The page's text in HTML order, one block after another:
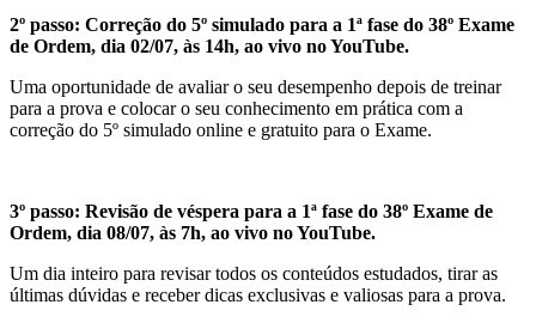
2º passo: Correção do 5º simulado para a 1ª fase do 38º Exame
de Ordem, dia 02/07, às 14h, ao vivo no YouTube.
Uma oportunidade de avaliar o seu desempenho depois de treinar
para a prova e colocar o seu conhecimento em prática com a
correção do 5º simulado online e gratuito para o Exame.
3º passo: Revisão de véspera para a 1ª fase do 38º Exame de
Ordem, dia 08/07, às 7h, ao vivo no YouTube.
Um dia inteiro para revisar todos os conteúdos estudados, tirar as
últimas dúvidas e receber dicas exclusivas e valiosas para a prova.